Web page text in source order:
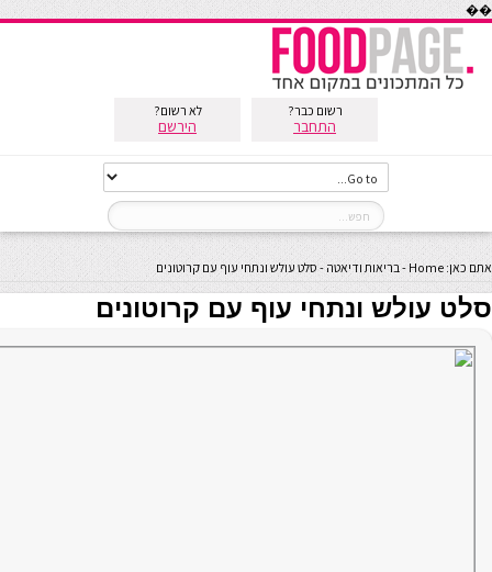
��
רשום כבר?
התחבר
לא רשום?
הירשם
אתם כאן: Home
-בריאות ודיאטה - סלט עולש ונתחי עוף עם קרוטונים
סלט עולש ונתחי עוף עם קרוטונים